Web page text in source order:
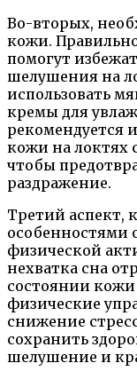
Во-вторых,
кожи.
помогут
шелушения на
использовать
кремы для
рекомендуется
кожи на локтях
чтобы
раздражение.
Третий аспект,
особенностями
физической
нехватка сна
состоянии кожи
физические
снижение
сохранить
шелушение и